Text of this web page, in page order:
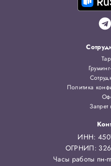
Политика
ИНН:
ОГРНИП:
Часы работы пн-